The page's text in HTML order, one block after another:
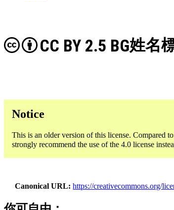
姓名
CC BY 2.5 BG
Notice
This is an older version of this license. Compared
strongly recommend the use of the 4.0 license
Canonical URL https://creativecommons.org/